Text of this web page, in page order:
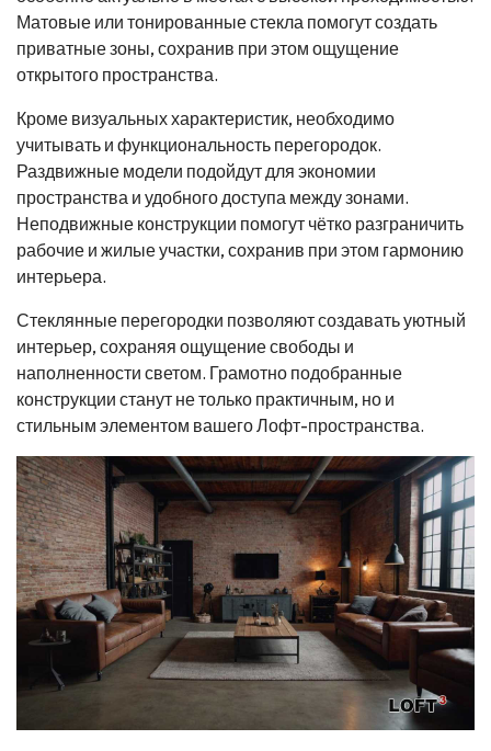
Матовые или тонированные стекла помогут создать
приватные зоны, сохранив при этом ощущение
открытого пространства.
Кроме визуальных характеристик, необходимо
учитывать и функциональность перегородок.
Раздвижные модели подойдут для экономии
пространства и удобного доступа между зонами.
Неподвижные конструкции помогут чётко разграничить
рабочие и жилые участки, сохранив при этом гармонию
интерьера.
Стеклянные перегородки позволяют создавать уютный
интерьер, сохраняя ощущение свободы и
наполненности светом. Грамотно подобранные
конструкции станут не только практичным, но и
стильным элементом вашего Лофт-пространства.